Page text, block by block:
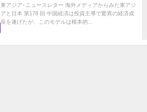
東アジア･ニュースレター 海外メディアからみた東アジ
アと日本 第178 回 中国経済は投資主導で驚異の経済成
長を遂げたが、このモデルは根本的...